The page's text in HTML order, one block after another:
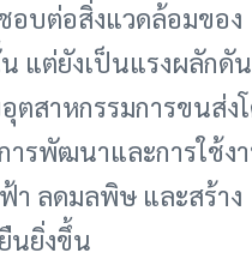
อบต่อสิ่งแวดล้อมของ
แต่ยังเป็นแรงผลักดัน
ตสาหกรรมการขนส่ง
ารพัฒนาและการใช้ง
า ลดมลพิษ และสร้าง
นยิ่งขึ้น